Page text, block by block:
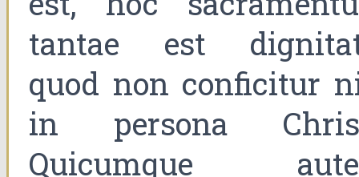
tantae est
quod non conficitur
in persona
Quicumque